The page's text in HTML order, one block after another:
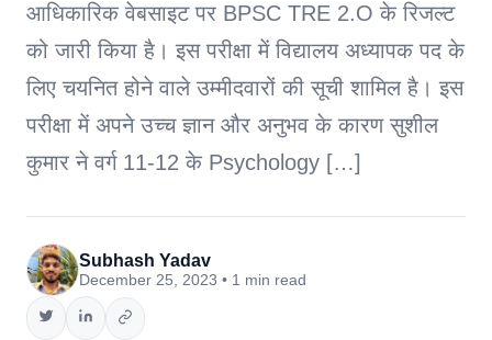
आधिकारिक वेबसाइट पर BPSC TRE 2.O के रिजल्ट
को जारी किया है। इस परीक्षा में विद्यालय अध्यापक पद के
लिए चयनित होने वाले उम्मीदवारों की सूची शामिल है। इस
परीक्षा में अपने उच्च ज्ञान और अनुभव के कारण सुशील
कुमार ने वर्ग 11-12 के Psychology […]
Subhash Yadav
December 25, 2023 • 1 min read